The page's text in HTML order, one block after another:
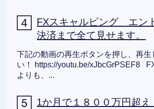
FXスキャルピング エン
決済まで全て見せます。
下記の動画の再生ボタンを押し、再生
い！ https://youtu.be/xJbcGrPSEF8
よりも、...
1か月で１８００万円超え